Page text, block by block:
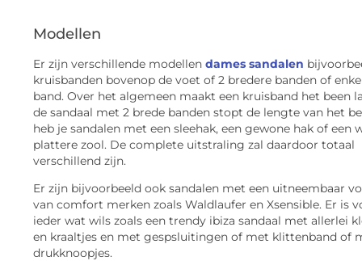
Modellen
Er zijn verschillende modellen dames sandalen
kruisbanden bovenop de voet of 2 bredere banden of
band. Over het algemeen maakt een kruisband het been
de sandaal met 2 brede banden stopt de lengte van het
heb je sandalen met een sleehak, een gewone hak of een
plattere zool. De complete uitstraling zal daardoor totaal
verschillend zijn.
Er zijn bijvoorbeeld ook sandalen met een uitneembaar
van comfort merken zoals Waldlaufer en Xsensible. Er is
ieder wat wils zoals een trendy ibiza sandaal met allerlei
en kraaltjes en met gespsluitingen of met klittenband of
drukknoopjes.